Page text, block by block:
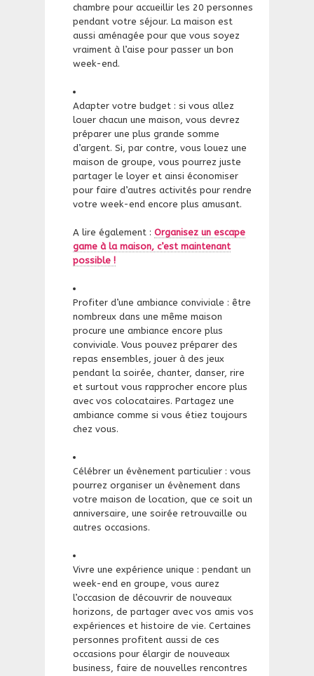
chambre pour accueillir les 20 personnes
pendant votre séjour. La maison est
aussi aménagée pour que vous soyez
vraiment à l’aise pour passer un bon
week-end.
Adapter votre budget : si vous allez
louer chacun une maison, vous devrez
préparer une plus grande somme
d’argent. Si, par contre, vous louez une
maison de groupe, vous pourrez juste
partager le loyer et ainsi économiser
pour faire d’autres activités pour rendre
votre week-end encore plus amusant.
A lire également : Organisez un escape
game à la maison, c’est maintenant
possible !
Profiter d’une ambiance conviviale : être
nombreux dans une même maison
procure une ambiance encore plus
conviviale. Vous pouvez préparer des
repas ensembles, jouer à des jeux
pendant la soirée, chanter, danser, rire
et surtout vous rapprocher encore plus
avec vos colocataires. Partagez une
ambiance comme si vous étiez toujours
chez vous.
Célébrer un évènement particulier : vous
pourrez organiser un évènement dans
votre maison de location, que ce soit un
anniversaire, une soirée retrouvaille ou
autres occasions.
Vivre une expérience unique : pendant un
week-end en groupe, vous aurez
l’occasion de découvrir de nouveaux
horizons, de partager avec vos amis vos
expériences et histoire de vie. Certaines
personnes profitent aussi de ces
occasions pour élargir de nouveaux
business, faire de nouvelles rencontres